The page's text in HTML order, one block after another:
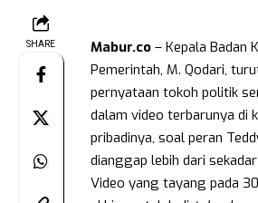
SHARE Mabur.co – Kepala Badan
Pemerintah, M. Qodari,
pernyataan tokoh politik
dalam video terbarunya di
pribadinya, soal peran
dianggap lebih dari
Video yang tayang pada